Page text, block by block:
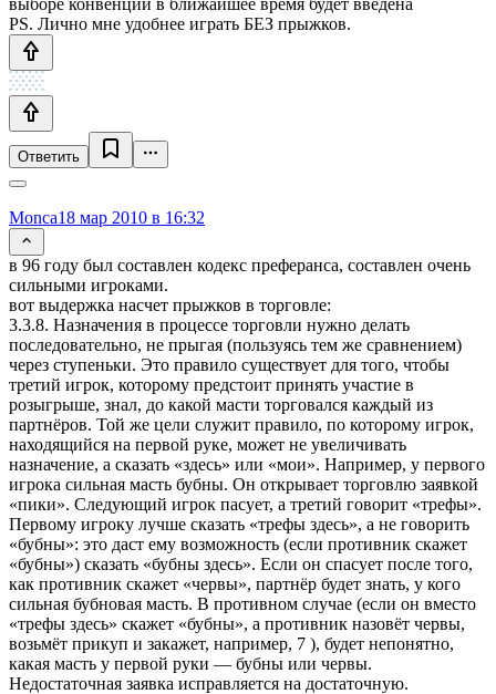
PS. Лично мне удобнее играть БЕЗ прыжков.
Ответить
Monca18 мар 2010 в 16:32
в 96 году был составлен кодекс преферанса, составлен очень
сильными игроками.
вот выдержка насчет прыжков в торговле:
3.3.8. Назначения в процессе торговли нужно делать
последовательно, не прыгая (пользуясь тем же сравнением)
через ступеньки. Это правило существует для того, чтобы
третий игрок, которому предстоит принять участие в
розыгрыше, знал, до какой масти торговался каждый из
партнёров. Той же цели служит правило, по которому игрок,
находящийся на первой руке, может не увеличивать
назначение, а сказать «здесь» или «мои». Например, у первого
игрока сильная масть бубны. Он открывает торговлю заявкой
«пики». Следующий игрок пасует, а третий говорит «трефы».
Первому игроку лучше сказать «трефы здесь», а не говорить
«бубны»: это даст ему возможность (если противник скажет
«бубны») сказать «бубны здесь». Если он спасует после того,
как противник скажет «червы», партнёр будет знать, у кого
сильная бубновая масть. В противном случае (если он вместо
«трефы здесь» скажет «бубны», а противник назовёт червы,
возьмёт прикуп и закажет, например, 7 ), будет непонятно,
какая масть у первой руки — бубны или червы.
Недостаточная заявка исправляется на достаточную.